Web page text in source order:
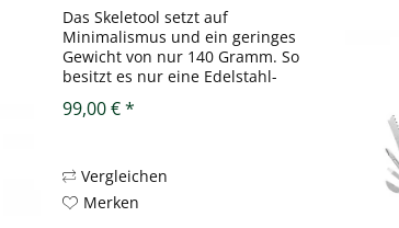
Das Skeletool setzt auf
Minimalismus und ein geringes
Gewicht von nur 140 Gramm. So
besitzt es nur eine Edelstahl-
Befestigungsclip,
Messerklinge. Details: 01
Spitzzange...
99,00 € *
Vergleichen
Merken